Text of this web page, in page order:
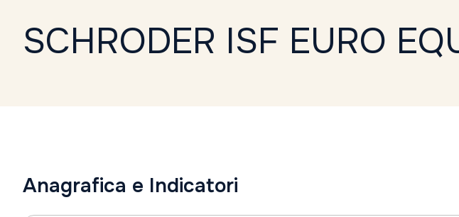
SCHRODER ISF EURO
Anagrafica e Indicatori